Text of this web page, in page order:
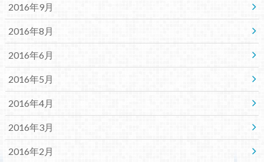
2016年9月
2016年8月
2016年6月
2016年5月
2016年4月
2016年3月
2016年2月